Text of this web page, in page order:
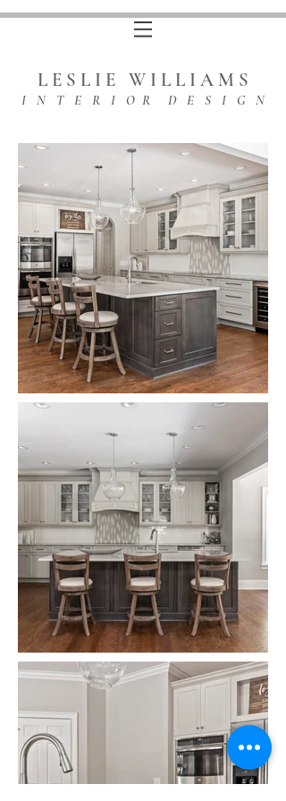
L E S L I E W I L L I A M S
I N T E R I O R D E S I G N